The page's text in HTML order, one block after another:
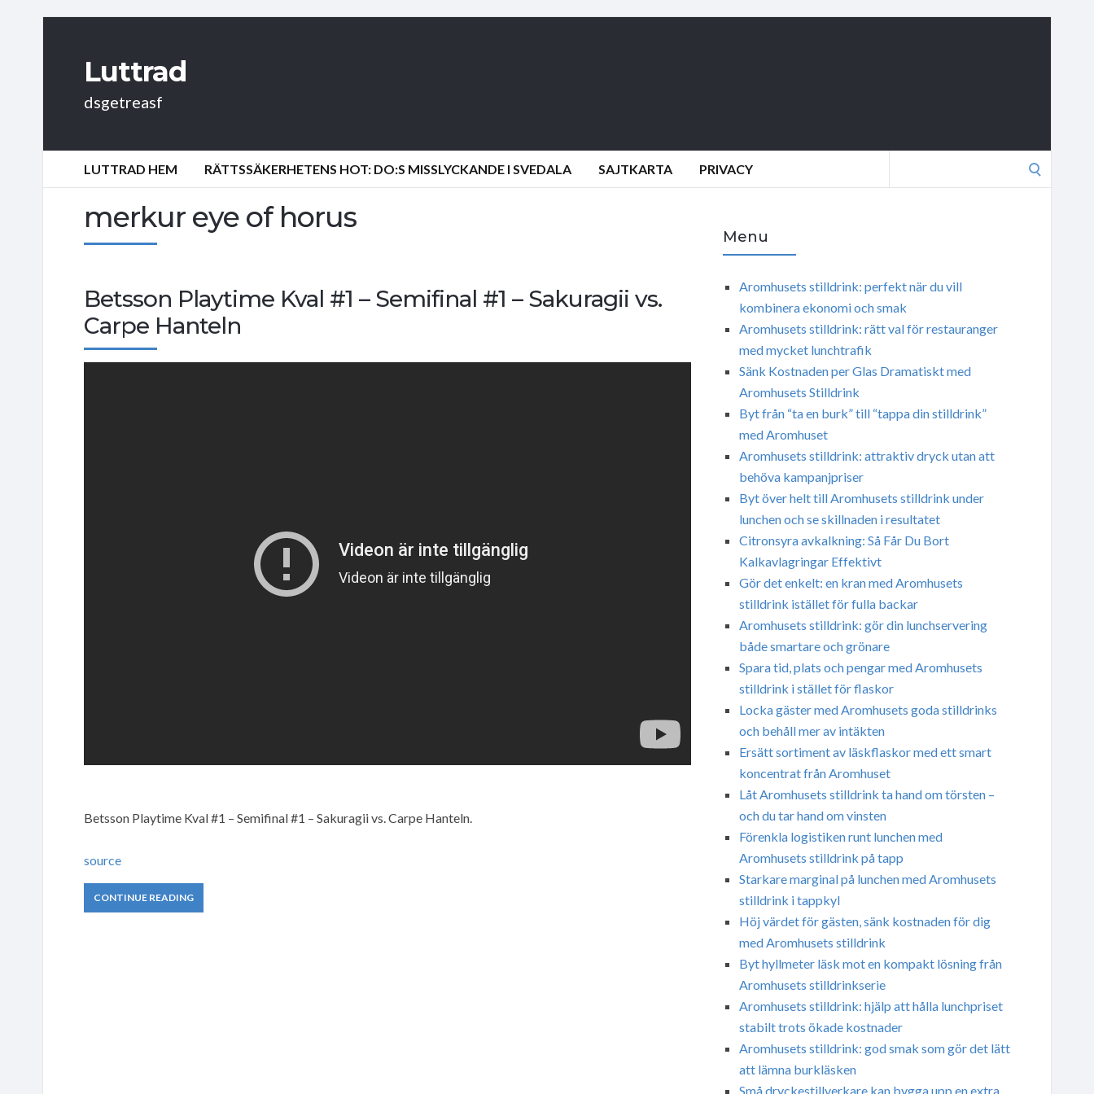
Luttrad
dsgetreasf
LUTTRAD HEM RÄTTSSÄKERHETENS HOT: DO:S MISSLYCKANDE I SVEDALA SAJTKARTA PRIVACY
merkur eye of horus
Betsson Playtime Kval #1 – Semifinal #1 – Sakuragii vs.
Carpe Hanteln
Betsson Playtime Kval #1 – Semifinal #1 – Sakuragii vs. Carpe Hanteln.
source
CONTINUE READING
Menu
Aromhusets stilldrink: perfekt när du vill
kombinera ekonomi och smak
Aromhusets stilldrink: rätt val för restauranger
med mycket lunchtrafik
Sänk Kostnaden per Glas Dramatiskt med
Aromhusets Stilldrink
Byt från “ta en burk” till “tappa din stilldrink”
med Aromhuset
Aromhusets stilldrink: attraktiv dryck utan att
behöva kampanjpriser
Byt över helt till Aromhusets stilldrink under
lunchen och se skillnaden i resultatet
Citronsyra avkalkning: Så Får Du Bort
Kalkavlagringar Effektivt
Gör det enkelt: en kran med Aromhusets
stilldrink istället för fulla backar
Aromhusets stilldrink: gör din lunchservering
både smartare och grönare
Spara tid, plats och pengar med Aromhusets
stilldrink i stället för flaskor
Locka gäster med Aromhusets goda stilldrinks
och behåll mer av intäkten
Ersätt sortiment av läskflaskor med ett smart
koncentrat från Aromhuset
Låt Aromhusets stilldrink ta hand om törsten –
och du tar hand om vinsten
Förenkla logistiken runt lunchen med
Aromhusets stilldrink på tapp
Starkare marginal på lunchen med Aromhusets
stilldrink i tappkyl
Höj värdet för gästen, sänk kostnaden för dig
med Aromhusets stilldrink
Byt hyllmeter läsk mot en kompakt lösning från
Aromhusets stilldrinkserie
Aromhusets stilldrink: hjälp att hålla lunchpriset
stabilt trots ökade kostnader
Aromhusets stilldrink: god smak som gör det lätt
att lämna burkläsken
Små dryckestillverkare kan bygga upp en extra